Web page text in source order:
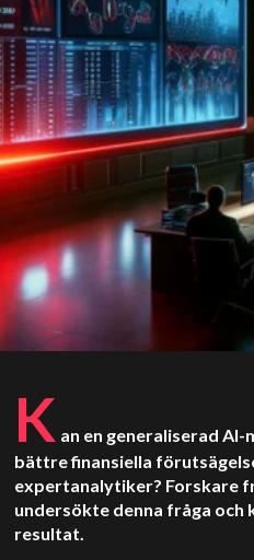
K an en generaliserad AI-
bättre finansiella
expertanalytiker? Forskare
undersökte denna fråga
resultat.